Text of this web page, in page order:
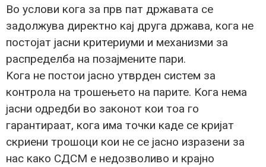
Во услови кога за прв пат државата се
задолжува директно кај друга држава, кога не
постојат јасни критериуми и механизми за
распределба на позајмените пари.
Kога не постои јасно утврден систем за
контрола на трошењето на парите. Kога нема
јасни одредби во законот кои тоа го
гарантираат, кога има точки каде се кријат
скриени трошоци кои не се јасно изразени за
нас како СДСМ е недозволиво и крајно